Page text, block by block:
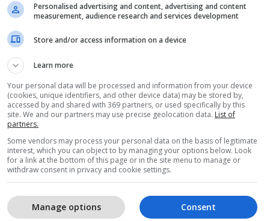
Personalised advertising and content, advertising and content
measurement, audience research and services development
Store and/or access information on a device
Learn more
Your personal data will be processed and information from your device
(cookies, unique identifiers, and other device data) may be stored by,
accessed by and shared with 369 partners, or used specifically by this
site. We and our partners may use precise geolocation data. List of
partners.
Some vendors may process your personal data on the basis of legitimate
interest, which you can object to by managing your options below. Look
for a link at the bottom of this page or in the site menu to manage or
withdraw consent in privacy and cookie settings.
Consent
Manage options